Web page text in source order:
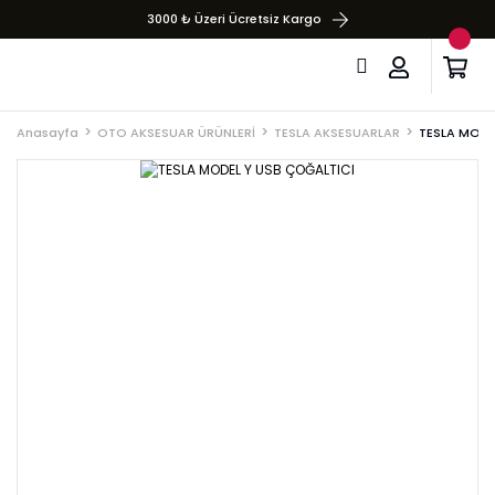
3000 ₺ Üzeri Ücretsiz Kargo
Anasayfa OTO AKSESUAR ÜRÜNLERİ TESLA AKSESUARLAR TESLA